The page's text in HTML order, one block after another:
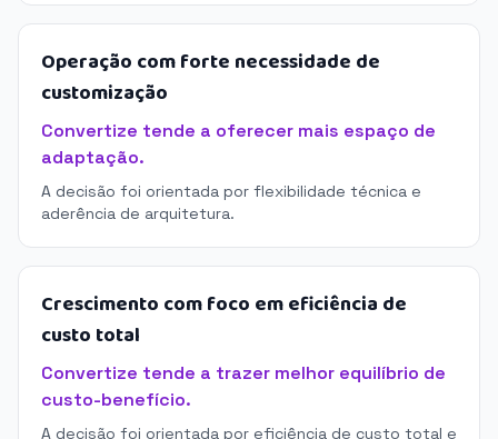
Operação com forte necessidade de
customização
Convertize tende a oferecer mais espaço de
adaptação.
A decisão foi orientada por flexibilidade técnica e
aderência de arquitetura.
Crescimento com foco em eficiência de
custo total
Convertize tende a trazer melhor equilíbrio de
custo-benefício.
A decisão foi orientada por eficiência de custo total e